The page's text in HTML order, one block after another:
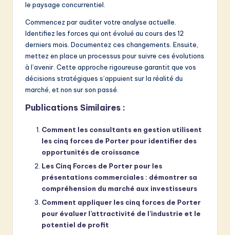
le paysage concurrentiel.
Commencez par auditer votre analyse actuelle.
Identifiez les forces qui ont évolué au cours des 12
derniers mois. Documentez ces changements. Ensuite,
mettez en place un processus pour suivre ces évolutions
à l’avenir. Cette approche rigoureuse garantit que vos
décisions stratégiques s’appuient sur la réalité du
marché, et non sur son passé.
Publications Similaires :
Comment les consultants en gestion utilisent
les cinq forces de Porter pour identifier des
opportunités de croissance
Les Cinq Forces de Porter pour les
présentations commerciales : démontrer sa
compréhension du marché aux investisseurs
Comment appliquer les cinq forces de Porter
pour évaluer l’attractivité de l’industrie et le
potentiel de profit